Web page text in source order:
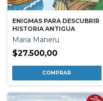
ENIGMAS PARA DESCUBRIR
HISTORIA ANTIGUA
Maria Maneru
$27.500,00